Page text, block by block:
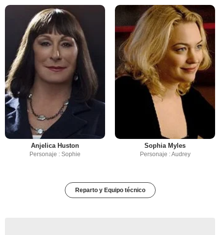
Anjelica Huston
Personaje : Sophie
Sophia Myles
Personaje : Audrey
Reparto y Equipo técnico